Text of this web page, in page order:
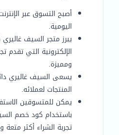
أصبح التسوق عبر
اليومية.
يبرز متجر السيف غاليري
الإلكترونية التي تقدم
ومميزة.
يسعى السيف غاليري
المنتجات لعملائه.
يمكن للمتسوقين
باستخدام كود خصم
تجربة الشراء أكثر متعة